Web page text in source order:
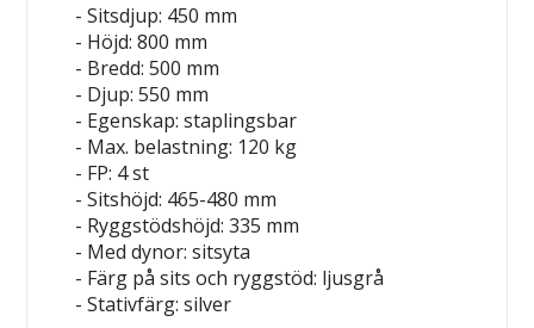
- Sitsdjup: 450 mm
- Höjd: 800 mm
- Bredd: 500 mm
- Djup: 550 mm
- Egenskap: staplingsbar
- Max. belastning: 120 kg
- FP: 4 st
- Sitshöjd: 465-480 mm
- Ryggstödshöjd: 335 mm
- Med dynor: sitsyta
- Färg på sits och ryggstöd: ljusgrå
- Stativfärg: silver